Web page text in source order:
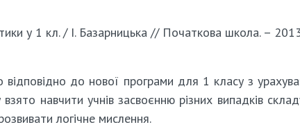
у 1 кл. / І. Базарницька // Початкова школа. –
відповідно до нової програми для 1 класу з
навчити учнів засвоєнню різних випадків
логічне мислення.